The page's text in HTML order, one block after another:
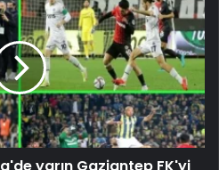
yarın Gaziantep FK'yi